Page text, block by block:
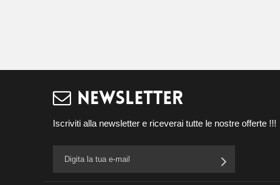
NEWSLETTER
Iscriviti alla newsletter e riceverai tutte le nostre offerte !!!